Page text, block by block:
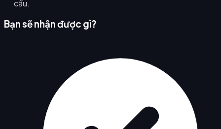
cầu.
Bạn sẽ nhận được gì?